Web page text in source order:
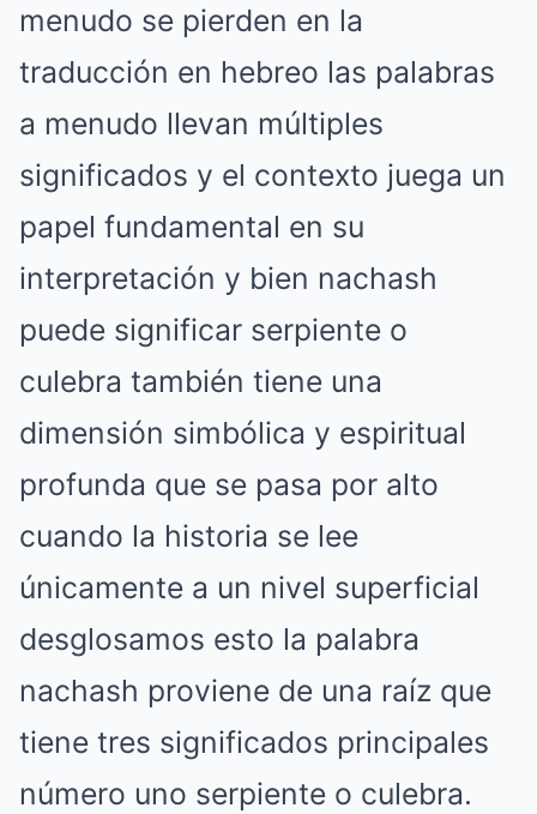
menudo se pierden en la
traducción en hebreo las palabras
a menudo llevan múltiples
significados y el contexto juega un
papel fundamental en su
interpretación y bien nachash
puede significar serpiente o
culebra también tiene una
dimensión simbólica y espiritual
profunda que se pasa por alto
cuando la historia se lee
únicamente a un nivel superficial
desglosamos esto la palabra
nachash proviene de una raíz que
tiene tres significados principales
número uno serpiente o culebra.